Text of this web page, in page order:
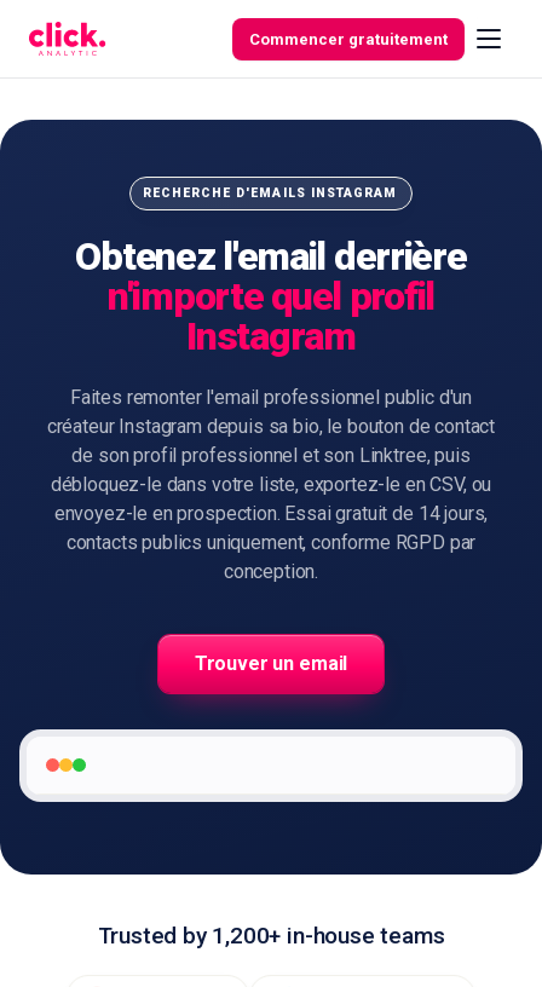
Commencer gratuitement
Fonctionnalités
Outils
gratuits
RECHERCHE D'EMAILS INSTAGRAM
Obtenez l'email derrière
n'importe quel profil
Instagram
Faites remonter l'email professionnel public d'un
créateur Instagram depuis sa bio, le bouton de contact
de son profil professionnel et son Linktree, puis
débloquez-le dans votre liste, exportez-le en CSV, ou
envoyez-le en prospection. Essai gratuit de 14 jours,
contacts publics uniquement, conforme RGPD par
conception.
Trouver un email
Trusted by 1,200+ in-house teams